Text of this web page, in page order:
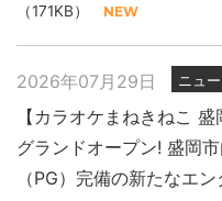
（171KB）
2026年07月29日 ニュ
【カラオケまねきねこ
グランドオープン! 盛岡
（PG）完備の新たなエ